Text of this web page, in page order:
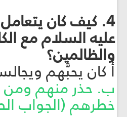
4. كيف كان
عليه السلام مع
والظالمين؟
أ كان يحبَّهم
ب. حذر منهم ومن
خطرهم (الجواب